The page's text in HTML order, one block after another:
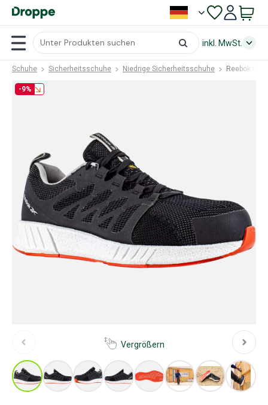
inkl. MwSt.
Schuhe Sicherheitsschuhe Niedrige Sicherheitsschuhe Reebok
-9%
Vergrößern